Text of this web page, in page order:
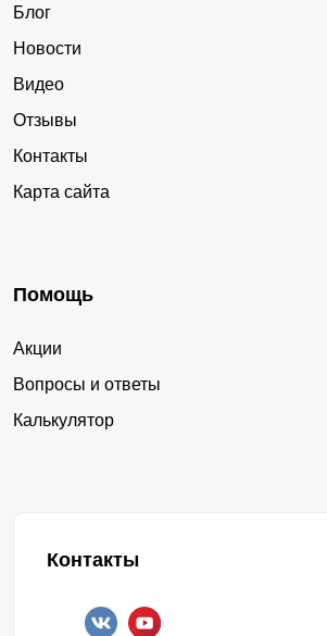
Блог
Новости
Видео
Отзывы
Контакты
Карта сайта
Помощь
Акции
Вопросы и ответы
Калькулятор
Контакты